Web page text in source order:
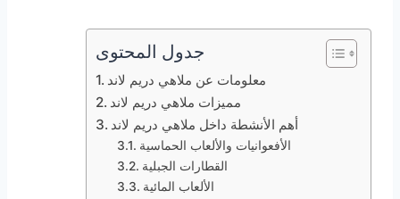
جدول المحتوى
معلومات عن ملاهي دريم لاند
مميزات ملاهي دريم لاند
أهم الأنشطة داخل ملاهي دريم لاند
الأفعوانيات والألعاب الحماسية
القطارات الجبلية
الألعاب المائية